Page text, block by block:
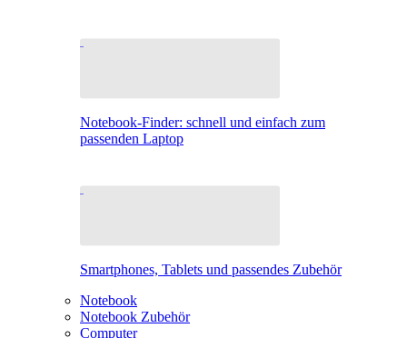
Notebook-Finder: schnell und einfach zum
passenden Laptop
Smartphones, Tablets und passendes Zubehör
Notebook
Notebook Zubehör
Computer